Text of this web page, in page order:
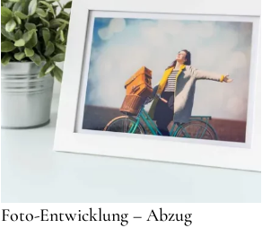
Foto-Entwicklung – Abzug